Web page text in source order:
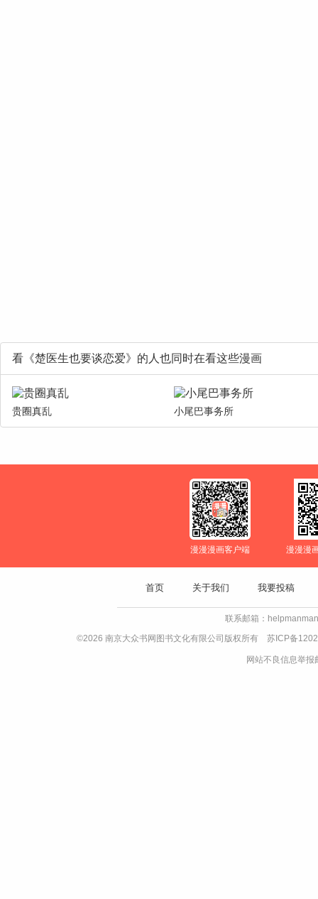
看《楚医生也要谈恋爱》的人也同时在看这些漫画
贵圈真乱 小尾巴事务所
漫漫漫画客户端 漫漫漫
首页 关于我们 我要投稿
联系邮箱：
©2026 南京大众书网图书文化有限公司版权所有 苏ICP备
网站不良信息举